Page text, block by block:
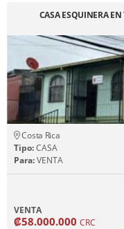
CASA ESQUINERA
Costa Rica
Tipo:CASA
Para:VENTA
VENTA
₡58.000.000 CRC